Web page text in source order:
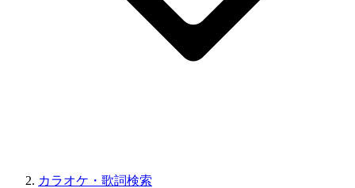
カラオケ・歌詞検索